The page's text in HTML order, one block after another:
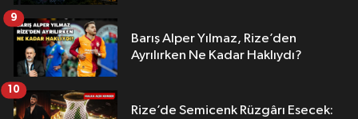
Barış Alper Yılmaz, Rize’den
Ayrılırken Ne Kadar Haklıydı?
9
Rize’de Semicenk Rüzgârı Esecek:
10